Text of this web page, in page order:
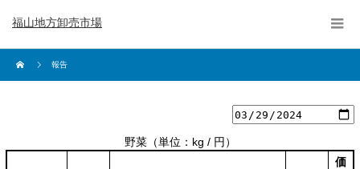
福山地方卸売市場
報告
野菜（単位：kg / 円）
価